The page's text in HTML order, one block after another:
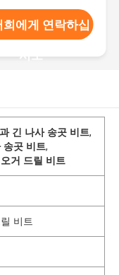
희에게 연락하십
시오
긴 나사 송곳 비트,
송곳 비트,
거 드릴 비트
비트